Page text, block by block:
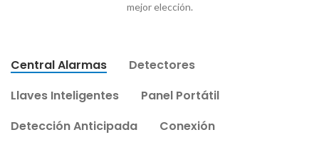
mejor elección.
Central Alarmas
Detectores
Llaves Inteligentes
Panel Portátil
Detección Anticipada
Conexión